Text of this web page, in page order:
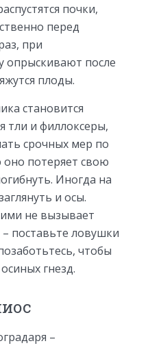
почки,
перед
при
опрыскивают после
плоды.
становится
тли и филлоксеры,
срочных мер по
оно потеряет свою
Иногда на
и осы.
не вызывает
поставьте ловушки
чтобы
гнезд.
–